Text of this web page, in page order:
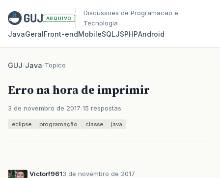
ARQUIVO
Discussoes de Programacao e
Tecnologia
JavaGeralFront‑endMobileSQLJSPHPAndroid
GUJ/Java/Topico
Erro na hora de imprimir
3 de novembro de 2017 15 respostas
eclipse programação classe java
Victorf9613 de novembro de 2017